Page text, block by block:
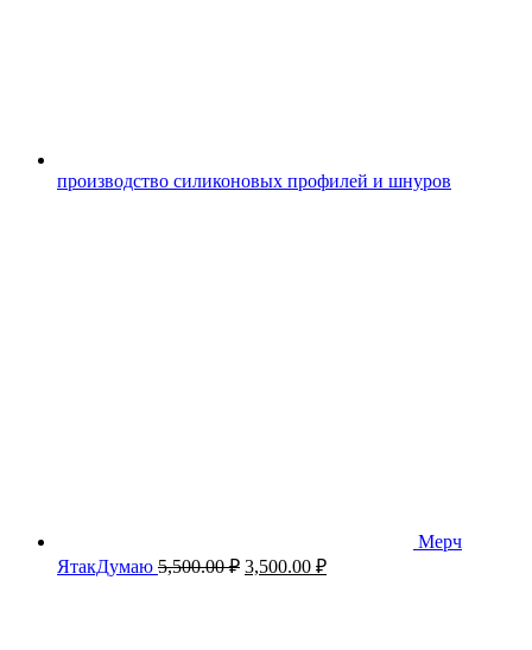
производство силиконовых профилей и шнуров
Мерч
ЯтакДумаю 5,500.00₽ Первоначальная
3,500.00 ₽Текущая